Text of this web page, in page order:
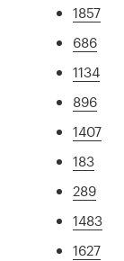
1857
686
1134
896
1407
183
289
1483
1627